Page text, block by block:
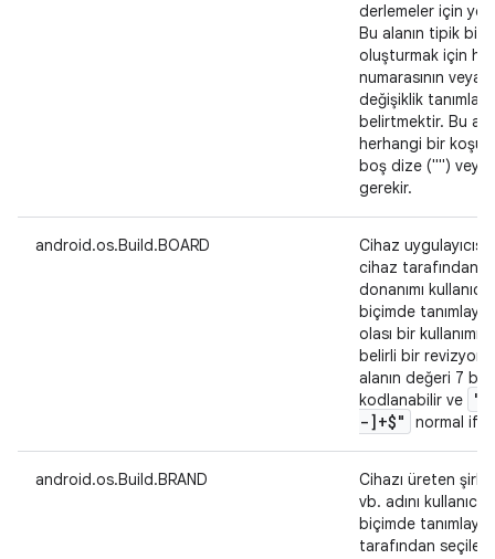
derlemeler için
Bu alanın tipik bir
oluşturmak için
numarasının veya
değişiklik
belirtmektir. Bu
herhangi bir koşul
boş dize ("") veya
gerekir.
android.os.Build.BOARD
Cihaz
cihaz tarafından
donanımı
biçimde
olası bir
belirli bir
alanın değeri 7 bit
kodlanabilir ve
-]+$"
normal
android.os.Build.BRAND
Cihazı üreten
vb. adını
biçimde
tarafından seçilen